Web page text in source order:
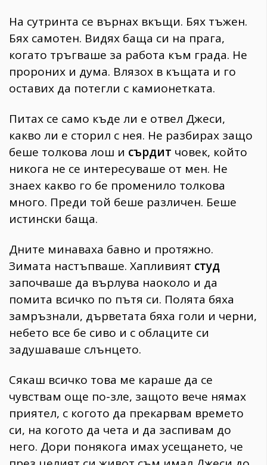
На сутринта се върнах вкъщи. Бях тъжен.
Бях самотен. Видях баща си на прага,
когато тръгваше за работа към града. Не
пророних и дума. Влязох в къщата и го
оставих да потегли с камионетката.
Питах се само къде ли е отвел Джеси,
какво ли е сторил с нея. Не разбирах защо
беше толкова лош и сърдит човек, който
никога не се интересуваше от мен. Не
знаех какво го бе променило толкова
много. Преди той беше различен. Беше
истински баща.
Дните минаваха бавно и протяжно.
Зимата настъпваше. Хапливият студ
започваше да върлува наоколо и да
помита всичко по пътя си. Полята бяха
замръзнали, дърветата бяха голи и черни,
небето все бе сиво и с облаците си
задушаваше слънцето.
Сякаш всичко това ме караше да се
чувствам още по-зле, защото вече нямах
приятел, с когото да прекарвам времето
си, на когото да чета и да заспивам до
него. Дори понякога имах усещането, че